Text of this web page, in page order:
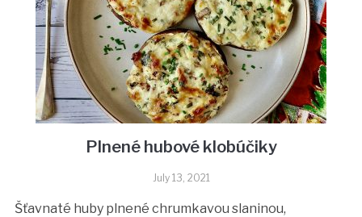
Plnené hubové klobúčiky
July 13, 2021
Šťavnaté huby plnené chrumkavou slaninou,